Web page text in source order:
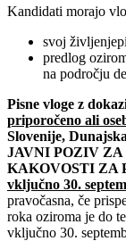
Kandidati morajo
svoj
predlog
na področju
Pisne vloge z
priporočeno ali
Slovenije,
JAVNI POZIV
KAKOVOSTI ZA
vključno 30.
pravočasna, če
roka oziroma je do
vključno 30.